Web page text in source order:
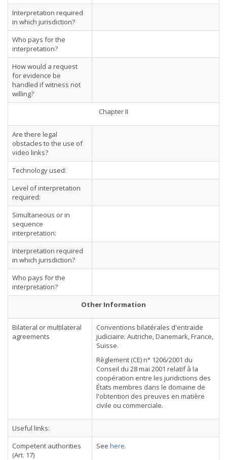
Interpretation required
in which jurisdiction?
Who pays for the
interpretation?
How would a request
for evidence be
handled if witness not
willing?
Chapter II
Are there legal
obstacles to the use of
video links?
Technology used:
Level of interpretation
required:
Simultaneous or in
sequence
interpretation:
Interpretation required
in which jurisdiction?
Who pays for the
interpretation?
Other Information
Bilateral or multilateral
agreements
Conventions bilatérales d'entraide
judiciaire: Autriche, Danemark, France,
Suisse.
Règlement (CE) n° 1206/2001 du
Conseil du 28 mai 2001 relatif à la
coopération entre les juridictions des
États membres dans le domaine de
l'obtention des preuves en matière
civile ou commerciale.
Useful links:
Competent authorities
(Art. 17)
See here.